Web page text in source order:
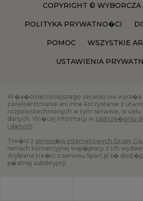
COPYRIGHT © WYBORCZA
POLITYKA PRYWATNO�CI
POMOC WSZYSTKIE
USTAWIENIA
W�a�ciciel niniejszego serwisu nie wyra�a
zwielokrotnianie ani inne korzystanie z
rozpowszechnionych w tym serwisie, w
danych. Wi�cej informacji w zastrze�eniu
i danych.
Tre�ci z serwis�w internetowych Grupy
ramach komercyjnej wsp�pracy z ich
Wybrane tre�ci z serwisu Sport.pl s�
p�atnej subskrypcji.